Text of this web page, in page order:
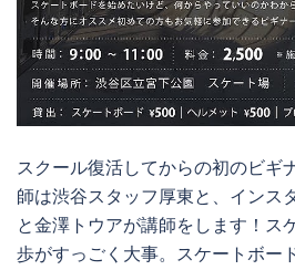
スクール復活してからの初のビギ
師は渋谷スタッフ厚東と、インス
と金澤トウアが講師をします！ス
歩がすっごく大事。スケートボー